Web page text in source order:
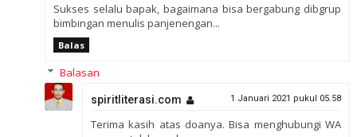
Sukses selalu bapak, bagaimana bisa bergabung dibgrup
bimbingan menulis panjenengan...
Balas
Balasan
spiritliterasi.com 1 Januari 2021 pukul 05.58
Terima kasih atas doanya. Bisa menghubungi WA